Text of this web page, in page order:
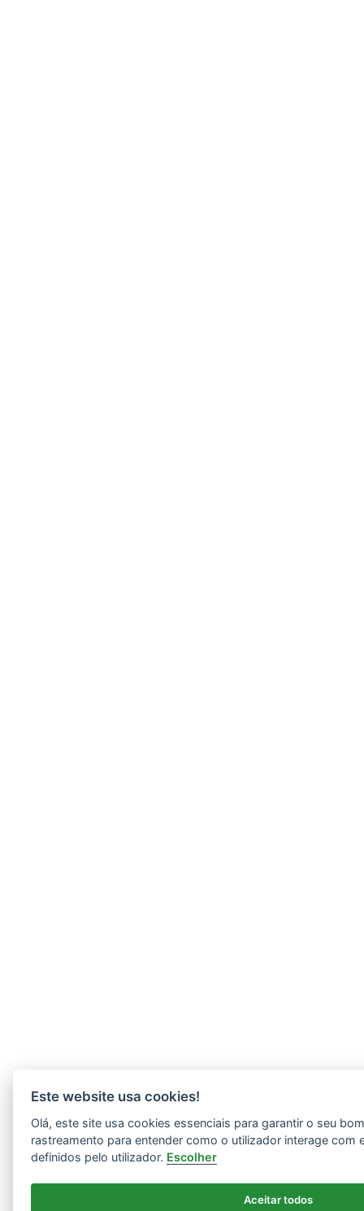
Este website usa cookies!
Olá, este site usa cookies essenciais para garantir o seu
rastreamento para entender como o utilizador interage com
definidos pelo utilizador. Escolher
Aceitar todos